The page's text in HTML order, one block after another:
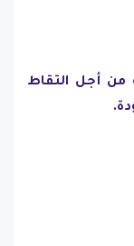
من أجل التقاط